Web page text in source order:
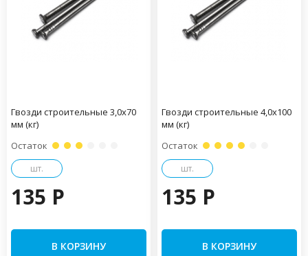
Гвозди строительные 3,0х70
мм (кг)
Остаток
шт.
135 P
В КОРЗИНУ
Гвозди строительные 4,0х100
мм (кг)
Остаток
шт.
135 P
В КОРЗИНУ